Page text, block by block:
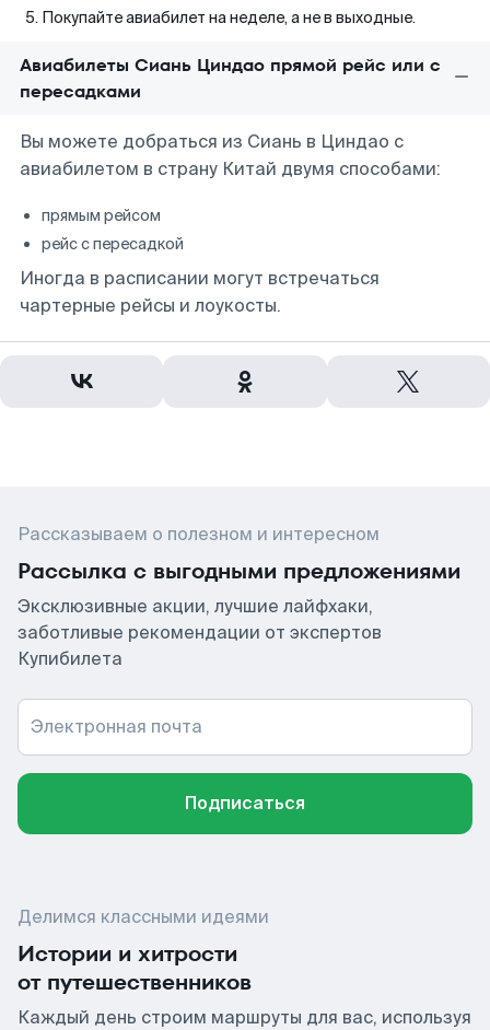
Покупайте авиабилет на неделе, а не в выходные.
Авиабилеты Сиань Циндао прямой рейс или с
пересадками
Вы можете добраться из Сиань в Циндао с
авиабилетом в страну Китай двумя способами:
прямым рейсом
рейс с пересадкой
Иногда в расписании могут встречаться
чартерные рейсы и лоукосты.
Рассказываем о полезном и интересном
Рассылка с выгодными предложениями
Эксклюзивные акции, лучшие лайфхаки,
заботливые рекомендации от экспертов
Купибилета
Электронная почта
Подписаться
Делимся классными идеями
Истории и хитрости
от путешественников
Каждый день строим маршруты для вас, используя